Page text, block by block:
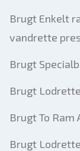
Brugt Enkelt
vandrette
Brugt
Brugt
Brugt To Ram
Brugt